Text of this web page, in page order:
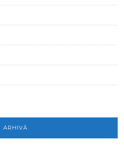
ARHIVĂ